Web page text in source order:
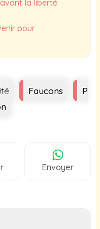
la liberté
pour
Faucons
P
Envoyer